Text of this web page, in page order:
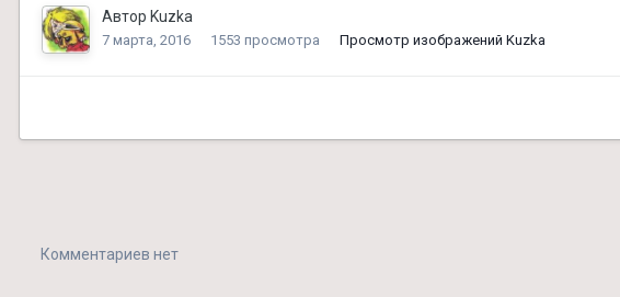
Автор Kuzka
7 марта, 2016 1553 просмотра Просмотр изображений Kuzka
Комментариев нет